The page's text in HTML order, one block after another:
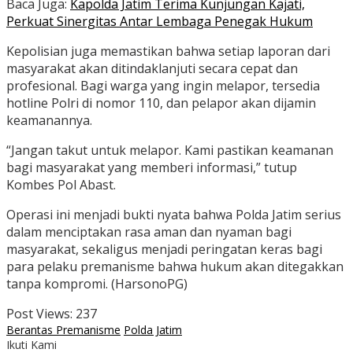
Baca Juga: Kapolda Jatim Terima Kunjungan Kajati,
Perkuat Sinergitas Antar Lembaga Penegak Hukum
Kepolisian juga memastikan bahwa setiap laporan dari
masyarakat akan ditindaklanjuti secara cepat dan
profesional. Bagi warga yang ingin melapor, tersedia
hotline Polri di nomor 110, dan pelapor akan dijamin
keamanannya.
“Jangan takut untuk melapor. Kami pastikan keamanan
bagi masyarakat yang memberi informasi,” tutup
Kombes Pol Abast.
Operasi ini menjadi bukti nyata bahwa Polda Jatim serius
dalam menciptakan rasa aman dan nyaman bagi
masyarakat, sekaligus menjadi peringatan keras bagi
para pelaku premanisme bahwa hukum akan ditegakkan
tanpa kompromi. (HarsonoPG)
Post Views: 237
Berantas Premanisme Polda Jatim
Ikuti Kami